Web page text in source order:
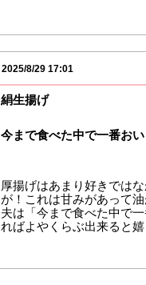
2025/8/29 17:01
絹生揚げ
今まで食べた中で一番おい
厚揚げはあまり好きでは
が！これは甘みがあって
夫は「今まで食べた中で
ればよやくらぶ出来ると嬉